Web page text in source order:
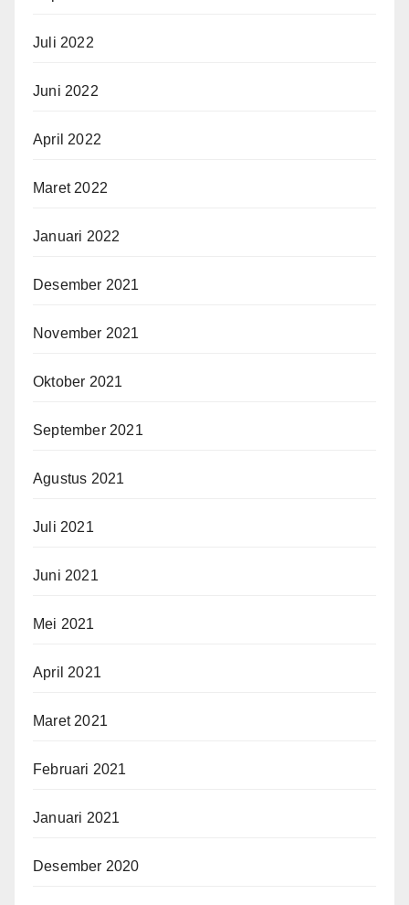
Juli 2022
Juni 2022
April 2022
Maret 2022
Januari 2022
Desember 2021
November 2021
Oktober 2021
September 2021
Agustus 2021
Juli 2021
Juni 2021
Mei 2021
April 2021
Maret 2021
Februari 2021
Januari 2021
Desember 2020